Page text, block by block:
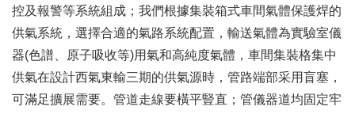
控及報警等系統組成；我們根據集裝箱式車間氣體保護焊的
供氣系統，選擇合適的氣路系統配置，輸送氣體為實驗室儀
器(色譜、原子吸收等)用氣和高純度氣體，車間集裝格集中
供氣在設計西氣東輸三期的供氣源時，管路端部采用盲塞，
可滿足擴展需要。管道走線要橫平豎直；管儀器道均固定牢